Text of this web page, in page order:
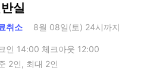
실
취소 8월 08일(토) 24시까지
인 14:00 체크아웃 12:00
2인, 최대 2인